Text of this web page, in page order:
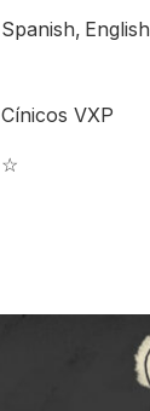
Spanish, English
Cínicos VXP
☆